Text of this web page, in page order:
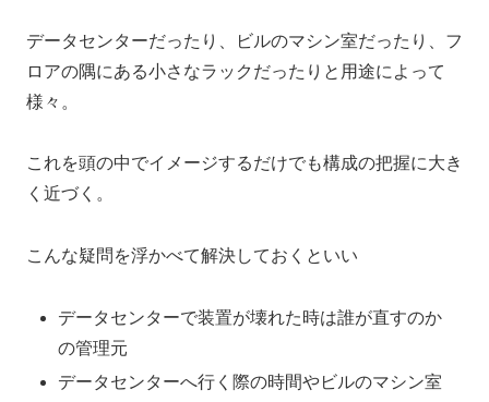
データセンターだったり、ビルのマシン室だったり、フ
ロアの隅にある小さなラックだったりと用途によって
様々。
これを頭の中でイメージするだけでも構成の把握に大き
く近づく。
こんな疑問を浮かべて解決しておくといい
データセンターで装置が壊れた時は誰が直すのか
の管理元
データセンターへ行く際の時間やビルのマシン室